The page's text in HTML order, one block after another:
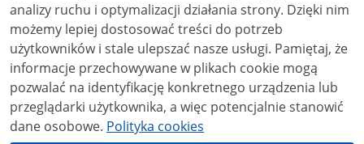
analizy ruchu i optymalizacji działania strony. Dzięki nim
możemy lepiej dostosować treści do potrzeb
użytkowników i stale ulepszać nasze usługi. Pamiętaj, że
informacje przechowywane w plikach cookie mogą
pozwalać na identyfikację konkretnego urządzenia lub
przeglądarki użytkownika, a więc potencjalnie stanowić
dane osobowe. Polityka cookies